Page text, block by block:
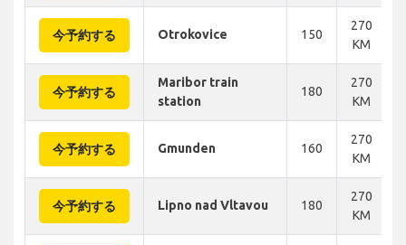
今予約する Otrokovice 150
270
KM
今予約する
Maribor train
station
180
270
KM
今予約する Gmunden 160
270
KM
今予約する Lipno nad Vltavou 180
270
KM